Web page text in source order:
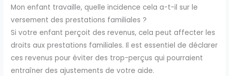
Mon enfant travaille, quelle incidence cela a-t-il sur le
versement des prestations familiales ?
Si votre enfant perçoit des revenus, cela peut affecter les
droits aux prestations familiales. Il est essentiel de déclarer
ces revenus pour éviter des trop-perçus qui pourraient
entraîner des ajustements de votre aide.